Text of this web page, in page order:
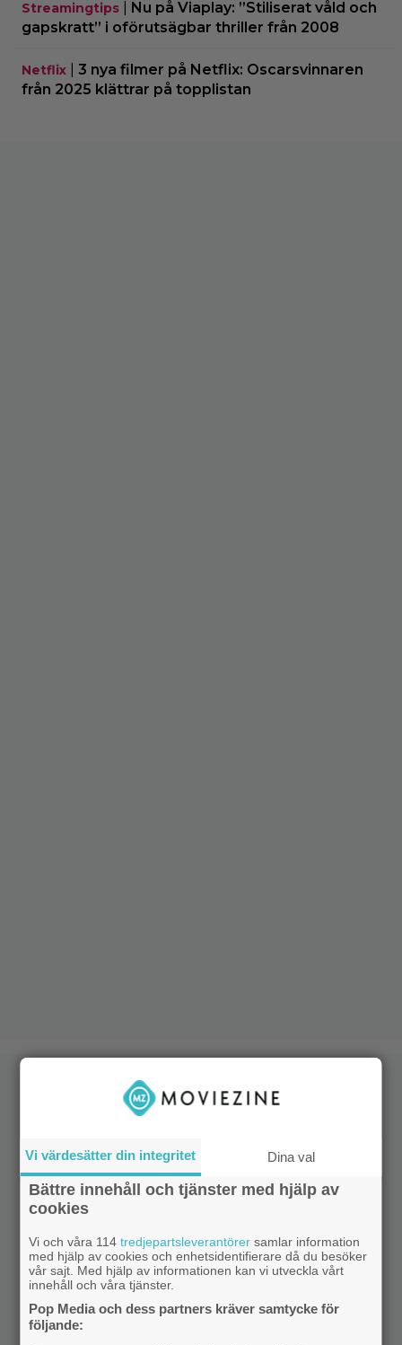
Streamingtips
Nu på Viaplay: ”Stiliserat våld och
gapskratt” i oförutsägbar thriller från 2008
Netflix
3 nya filmer på Netflix: Oscarsvinnaren
från 2025 klättrar på topplistan
Vi värdesätter din integritet Dina val
Bättre innehåll och tjänster med hjälp av
cookies
Vi och våra 114tredjepartsleverantörer samlar information
med hjälp av cookies och enhetsidentifierare då du besöker
vår sajt. Med hjälp av informationen kan vi utveckla vårt
innehåll och våra tjänster.
Pop Media och dess partners kräver samtycke för
följande: